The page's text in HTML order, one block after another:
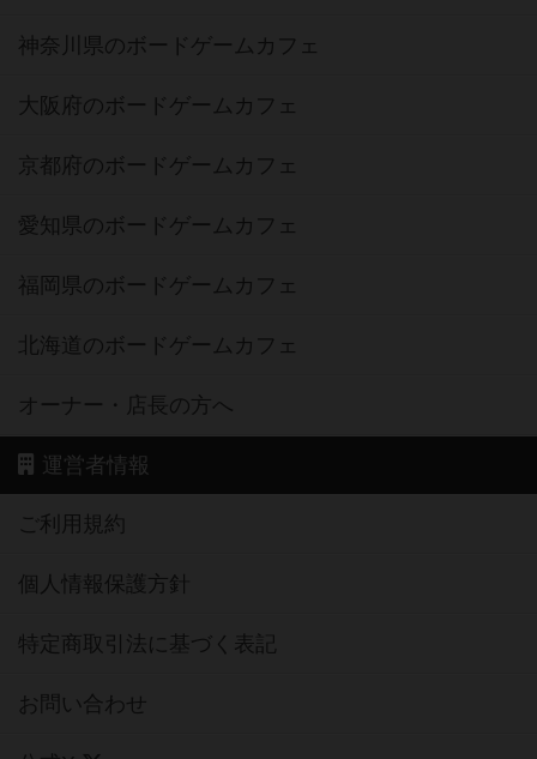
神奈川県のボードゲームカフェ
大阪府のボードゲームカフェ
京都府のボードゲームカフェ
愛知県のボードゲームカフェ
福岡県のボードゲームカフェ
北海道のボードゲームカフェ
オーナー・店長の方へ
運営者情報
ご利用規約
個人情報保護方針
特定商取引法に基づく表記
お問い合わせ